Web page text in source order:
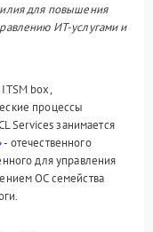
для повышения
ИТ-услугами и
box,
процессы
Services занимается
- отечественного
для управления
ОС семейства